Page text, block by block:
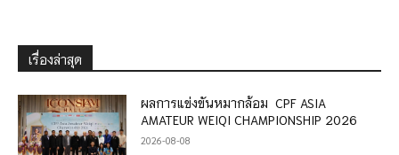
เรื่องล่าสุด
ผลการแข่งขันหมากล้อม CPF ASIA
AMATEUR WEIQI CHAMPIONSHIP 2026
2026-08-08